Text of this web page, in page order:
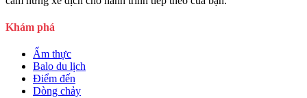
Khám phá
Ẩm thực
Balo du lịch
Điểm đến
Dòng chảy